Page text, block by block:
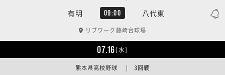
有明 09:00 八代東
リブワーク藤崎台球場
07.16[水]
熊本県高校野球 | 3回戦